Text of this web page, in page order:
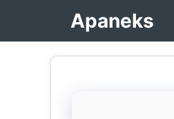
Apaneks